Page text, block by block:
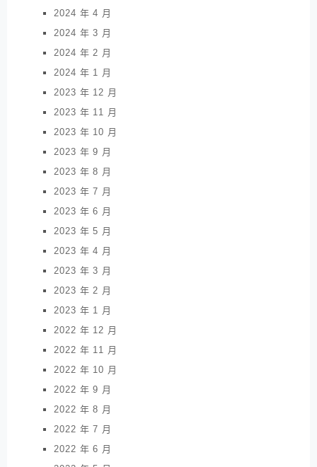
2024 年 4 月
2024 年 3 月
2024 年 2 月
2024 年 1 月
2023 年 12 月
2023 年 11 月
2023 年 10 月
2023 年 9 月
2023 年 8 月
2023 年 7 月
2023 年 6 月
2023 年 5 月
2023 年 4 月
2023 年 3 月
2023 年 2 月
2023 年 1 月
2022 年 12 月
2022 年 11 月
2022 年 10 月
2022 年 9 月
2022 年 8 月
2022 年 7 月
2022 年 6 月